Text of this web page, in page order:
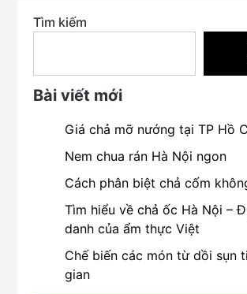
Tìm kiếm
Bài viết mới
Giá chả mỡ nướng tại TP Hồ
Nem chua rán Hà Nội ngon
Cách phân biệt chả cốm
Tìm hiểu về chả ốc Hà Nội –
danh của ẩm thực Việt
Chế biến các món từ dồi sụn
gian